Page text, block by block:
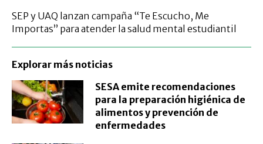
SEP y UAQ lanzan campaña “Te Escucho, Me
Importas” para atender la salud mental estudiantil
Explorar más noticias
SESA emite recomendaciones
para la preparación higiénica de
alimentos y prevención de
enfermedades